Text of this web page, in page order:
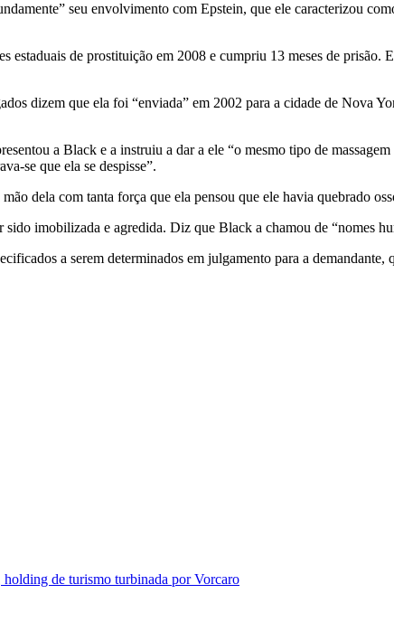
seu envolvimento com Epstein, que ele caracterizou
estaduais de prostituição em 2008 e cumpriu 13 meses de
dizem que ela foi “enviada” em 2002 para a cidade de Nova
a Black e a instruiu a dar a ele “o mesmo tipo de
se que ela se despisse”.
dela com tanta força que ela pensou que ele havia quebrado
sido imobilizada e agredida. Diz que Black a chamou de “nomes
a serem determinados em julgamento para a demandante,